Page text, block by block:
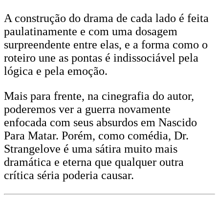
A construção do drama de cada lado é feita
paulatinamente e com uma dosagem
surpreendente entre elas, e a forma como o
roteiro une as pontas é indissociável pela
lógica e pela emoção.
Mais para frente, na cinegrafia do autor,
poderemos ver a guerra novamente
enfocada com seus absurdos em Nascido
Para Matar. Porém, como comédia, Dr.
Strangelove é uma sátira muito mais
dramática e eterna que qualquer outra
crítica séria poderia causar.